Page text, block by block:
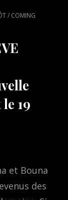
/ COMING
19
et Bouna
des